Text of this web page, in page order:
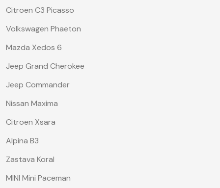
Citroen C3 Picasso
Volkswagen Phaeton
Mazda Xedos 6
Jeep Grand Cherokee
Jeep Commander
Nissan Maxima
Citroen Xsara
Alpina B3
Zastava Koral
MINI Mini Paceman